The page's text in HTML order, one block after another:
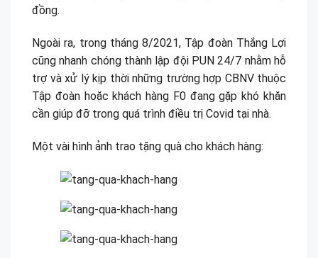
đồng.
Ngoài ra, trong tháng 8/2021, Tập đoàn Thắng Lợi
cũng nhanh chóng thành lập đội PUN 24/7 nhằm hỗ
trợ và xử lý kịp thời những trường hợp CBNV thuộc
Tập đoàn hoặc khách hàng F0 đang gặp khó khăn
cần giúp đỡ trong quá trình điều trị Covid tại nhà.
Một vài hình ảnh trao tặng quà cho khách hàng: